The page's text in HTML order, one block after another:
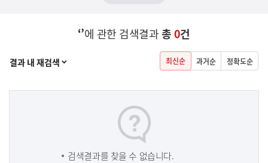
‘’에 관한 검색결과총0건
결과 내 재검색 열기 최신순 과거순 정확도순
검색결과를 찾을 수 없습니다.